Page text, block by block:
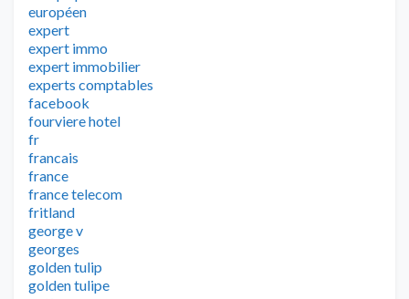
européen
expert
expert immo
expert immobilier
experts comptables
facebook
fourviere hotel
fr
francais
france
france telecom
fritland
george v
georges
golden tulip
golden tulipe